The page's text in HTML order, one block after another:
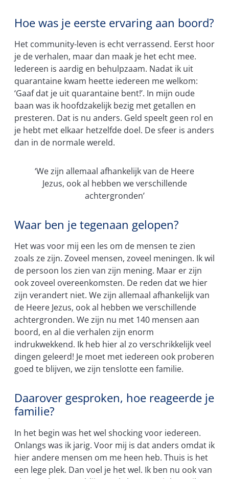
Hoe was je eerste ervaring aan boord?
Het community-leven is echt verrassend. Eerst hoor
je de verhalen, maar dan maak je het echt mee.
Iedereen is aardig en behulpzaam. Nadat ik uit
quarantaine kwam heette iedereen me welkom:
‘Gaaf dat je uit quarantaine bent!’. In mijn oude
baan was ik hoofdzakelijk bezig met getallen en
presteren. Dat is nu anders. Geld speelt geen rol en
je hebt met elkaar hetzelfde doel. De sfeer is anders
dan in de normale wereld.
‘We zijn allemaal afhankelijk van de Heere
Jezus, ook al hebben we verschillende
achtergronden’
Waar ben je tegenaan gelopen?
Het was voor mij een les om de mensen te zien
zoals ze zijn. Zoveel mensen, zoveel meningen. Ik wil
de persoon los zien van zijn mening. Maar er zijn
ook zoveel overeenkomsten. De reden dat we hier
zijn verandert niet. We zijn allemaal afhankelijk van
de Heere Jezus, ook al hebben we verschillende
achtergronden. We zijn nu met 140 mensen aan
boord, en al die verhalen zijn enorm
indrukwekkend. Ik heb hier al zo verschrikkelijk veel
dingen geleerd! Je moet met iedereen ook proberen
goed te blijven, we zijn tenslotte een familie.
Daarover gesproken, hoe reageerde je
familie?
In het begin was het wel shocking voor iedereen.
Onlangs was ik jarig. Voor mij is dat anders omdat ik
hier andere mensen om me heen heb. Thuis is het
een lege plek. Dan voel je het wel. Ik ben nu ook van